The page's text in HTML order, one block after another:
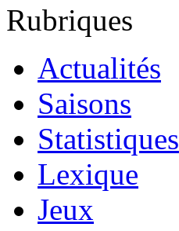
Rubriques
Actualités
Saisons
Statistiques
Lexique
Jeux